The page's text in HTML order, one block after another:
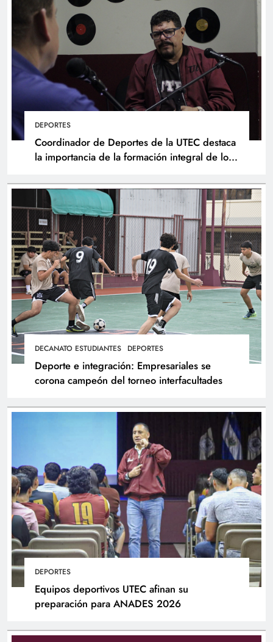
DEPORTES
Coordinador de Deportes de la UTEC destaca
la importancia de la formación integral de los
DECANATO ESTUDIANTES DEPORTES
Deporte e integración: Empresariales se
corona campeón del torneo interfacultades
DEPORTES
Equipos deportivos UTEC afinan su
preparación para ANADES 2026